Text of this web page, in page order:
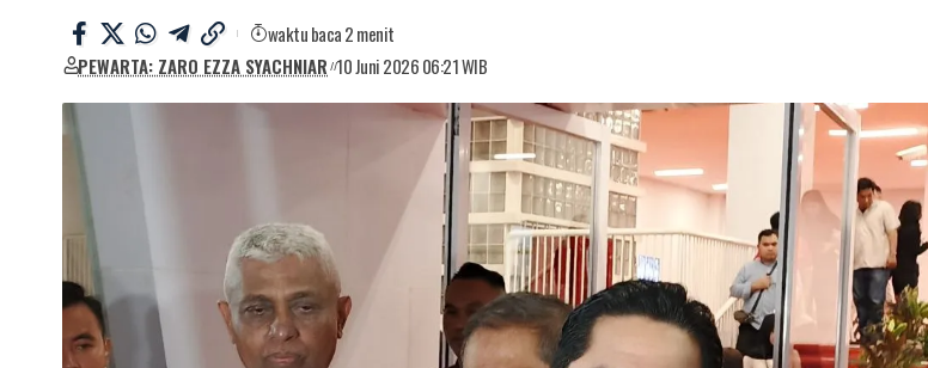
PEWARTA: ZARO EZZA SYACHNIAR 10 Juni 2026 06:21 WIB
waktu baca 2 menit